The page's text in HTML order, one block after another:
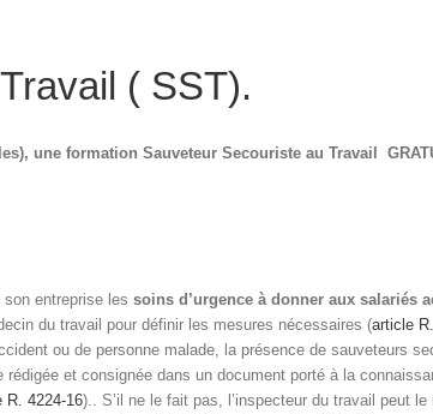
( SST).
une formation Sauveteur Secouriste au Travail
son entreprise les soins d’urgence à donner aux salariés
du travail pour définir les mesures nécessaires (article
ou de personne malade, la présence de sauveteurs
et consignée dans un document porté à la
R. 4224-16).. S’il ne le fait pas, l’inspecteur du travail peut